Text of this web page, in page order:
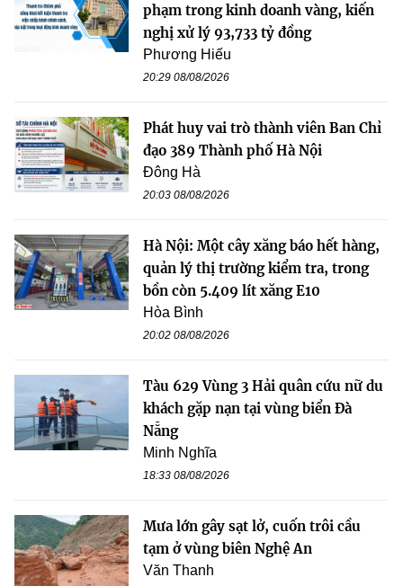
phạm trong kinh doanh vàng, kiến
nghị xử lý 93,733 tỷ đồng
Phương Hiếu
20:29 08/08/2026
Phát huy vai trò thành viên Ban Chỉ
đạo 389 Thành phố Hà Nội
Đông Hà
20:03 08/08/2026
Hà Nội: Một cây xăng báo hết hàng,
quản lý thị trường kiểm tra, trong
bồn còn 5.409 lít xăng E10
Hòa Bình
20:02 08/08/2026
Tàu 629 Vùng 3 Hải quân cứu nữ du
khách gặp nạn tại vùng biển Đà
Nẵng
Minh Nghĩa
18:33 08/08/2026
Mưa lớn gây sạt lở, cuốn trôi cầu
tạm ở vùng biên Nghệ An
Văn Thanh